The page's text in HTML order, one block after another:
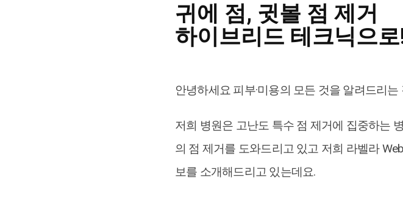
귀에 점, 귓볼 점 제거
하이브리드 테크닉으
안녕하세요 피부·미용의 모든 것을 알려드리
저희 병원은 고난도 특수 점 제거에 집중하는
의 점 제거를 도와드리고 있고 저희 라벨라
보를 소개해드리고 있는데요.